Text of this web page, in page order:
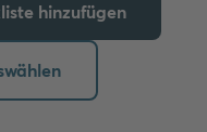
hinzufügen